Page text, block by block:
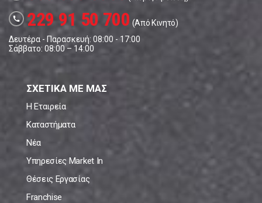
call 229 91 50 700 (Από Κινητό)
Δευτέρα - Παρασκευή: 08:00 - 17:00
Σάββατο: 08:00 – 14:00
ΣΧΕΤΙΚΑ ΜΕ ΜΑΣ
Η Εταιρεία
Καταστήματα
Νέα
Υπηρεσίες Market In
Θέσεις Εργασίας
Franchise